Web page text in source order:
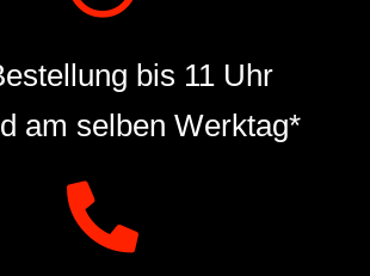
bis 11 Uhr
am selben Werktag*